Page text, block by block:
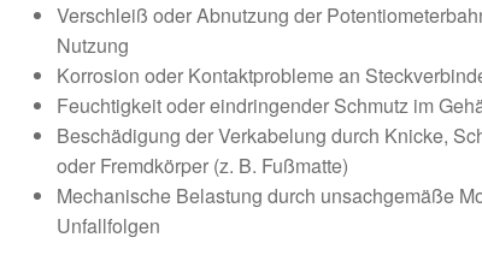
Verschleiß oder Abnutzung der
Nutzung
Korrosion oder Kontaktprobleme an
Feuchtigkeit oder eindringender Schmutz im
Beschädigung der Verkabelung durch Knicke,
oder Fremdkörper (z. B. Fußmatte)
Mechanische Belastung durch unsachgemäße
Unfallfolgen